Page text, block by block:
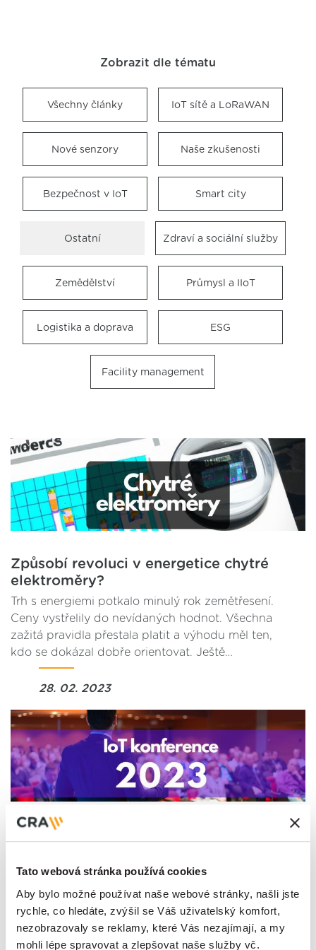
Tato webová stránka používá cookies
Aby bylo možné používat naše webové stránky, našli jste
rychle, co hledáte, zvýšil se Váš uživatelský komfort,
nezobrazovaly se reklamy, které Vás nezajímají, a my
mohli lépe spravovat a zlepšovat naše služby vč.
Zobrazit dle tématu
Všechny články IoT sítě a LoRaWAN
Nové senzory Naše zkušenosti
Bezpečnost v IoT Smart city
Ostatní Zdraví a sociální služby
Zemědělství Průmysl a IIoT
Logistika a doprava ESG
Facility management
Způsobí revoluci v energetice chytré
elektroměry?
Trh s energiemi potkalo minulý rok zemětřesení.
Ceny vystřelily do nevídaných hodnot. Všechna
zažitá pravidla přestala platit a výhodu měl ten,
kdo se dokázal dobře orientovat. Ještě…
28. 02. 2023
14 tipů na nejlepší světové IoT
IoT konference v roce 2023 se konají po celém
světě, lze je navštívit osobně i virtuálně. Patří mezi
ně konference specifické pro odvětví, jako jsou
konference o průmyslovém internetu věcí, výrobě…